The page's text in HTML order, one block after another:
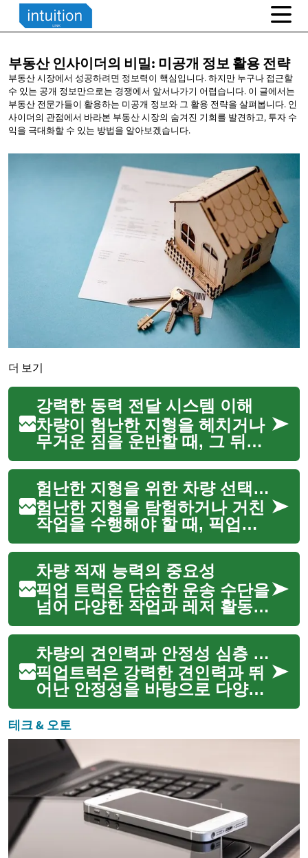
부동산 인사이더의 비밀: 미공개 정보활용 전략
부동산 시장에서 성공하려면 정보력이 핵심입니다. 하지만 누구나 접근할
수 있는 공개 정보만으로는 경쟁에서 앞서나가기 어렵습니다. 이 글에서는
부동산 전문가들이 활용하는 미공개 정보와 그 활용 전략을 살펴봅니다. 인
사이더의 관점에서 바라본 부동산 시장의 숨겨진 기회를 발견하고, 투자 수
익을 극대화할 수 있는 방법을 알아보겠습니다.
더 보기
강력한 동력 전달 시스템 이해
차량이 험난한 지형을 헤치거나
무거운 짐을 운반할 때, 그 뒤에
는 정교하게 설계된 동력 전달
시스템이 작동하고 있습니다. 이
시스템은 엔진에서 생성된 힘을
바퀴로 효율적으로 전달하여 차
량이 다양한 작업과 환경에...
험난한 지형을 위한 차량 선택 가이드
험난한 지형을 탐험하거나 거친
작업을 수행해야 할 때, 픽업트
럭은 강력하고 다재다능한 선택
지가 될 수 있습니다. 일반적인
도로 주행을 넘어선 환경에서 최
적의 성능을 발휘하려면, 차량의
특정 기능과 설계가 중요합...
차량 적재 능력의 중요성
픽업 트럭은 단순한 운송 수단을
넘어 다양한 작업과 레저 활동에
필수적인 동반자입니다. 견고한
차체와 강력한 엔진을 바탕으로
무거운 화물을 운반하고, 험난한
지형을 주파하며, 때로는 이동식
작업장 역할을 하기도...
차량의 견인력과 안정성 심층 분석
픽업트럭은 강력한 견인력과 뛰
어난 안정성을 바탕으로 다양한
작업 환경에서 핵심적인 역할을
수행하는 차량입니다. 무거운 짐
을 운반하거나 대형 트레일러를
견인하는 데 특화되어 있으며,
험난한 지형에서도 안정적인
주...
테크 & 오토